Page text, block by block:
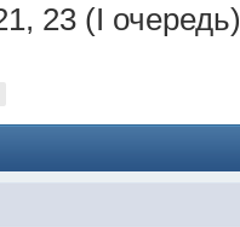
23 (I очередь)